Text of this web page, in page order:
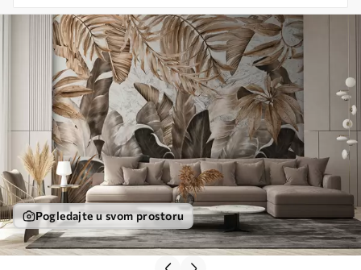
Pogledajte u svom prostoru